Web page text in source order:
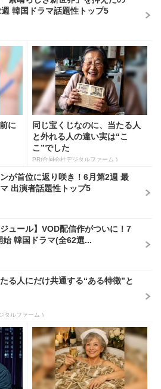
韓国ドラマ話題性トップ5
に
同じ宝くじなのに、当たる人
と外れる人の違い実は“こ
こ”でした
PR(合同会社デジタルファーム )
が首位に返り咲き！6月第2週 最
出演者話題性トップ5
ジュール】VOD配信作がついに！7
始 韓国ドラマ(全62選...
る人にだけ共通する“ある特徴”と
タルファーム )